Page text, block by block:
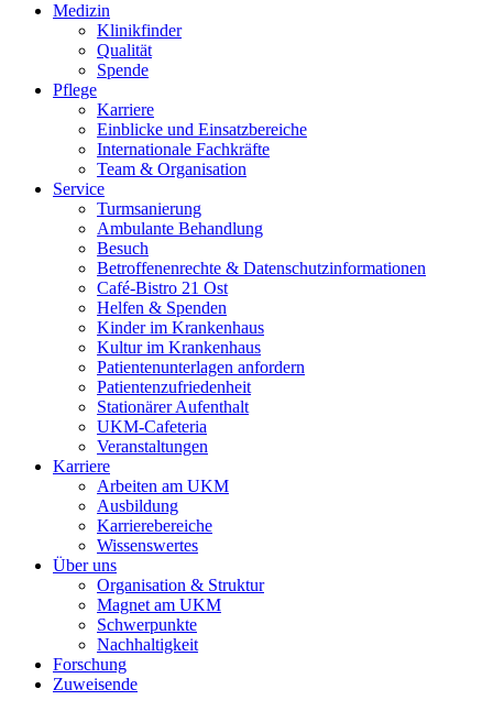
Medizin
Klinikfinder
Qualität
Spende
Pflege
Karriere
Einblicke und Einsatzbereiche
Internationale Fachkräfte
Team & Organisation
Service
Turmsanierung
Ambulante Behandlung
Besuch
Betroffenenrechte & Datenschutzinformationen
Café-Bistro 21 Ost
Helfen & Spenden
Kinder im Krankenhaus
Kultur im Krankenhaus
Patientenunterlagen anfordern
Patientenzufriedenheit
Stationärer Aufenthalt
UKM-Cafeteria
Veranstaltungen
Karriere
Arbeiten am UKM
Ausbildung
Karrierebereiche
Wissenswertes
Über uns
Organisation & Struktur
Magnet am UKM
Schwerpunkte
Nachhaltigkeit
Forschung
Zuweisende